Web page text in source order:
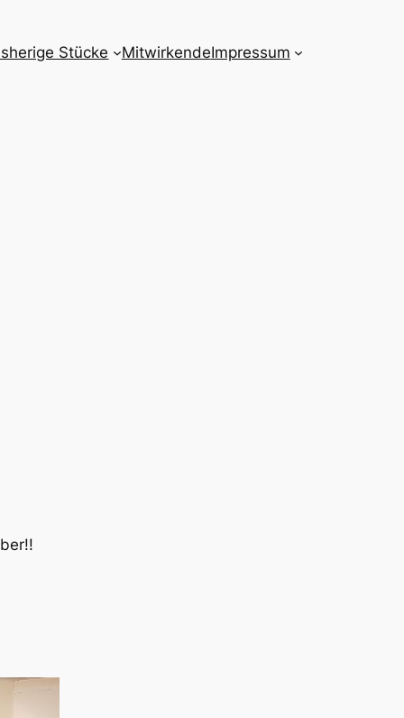
Stücke MitwirkendeImpressum